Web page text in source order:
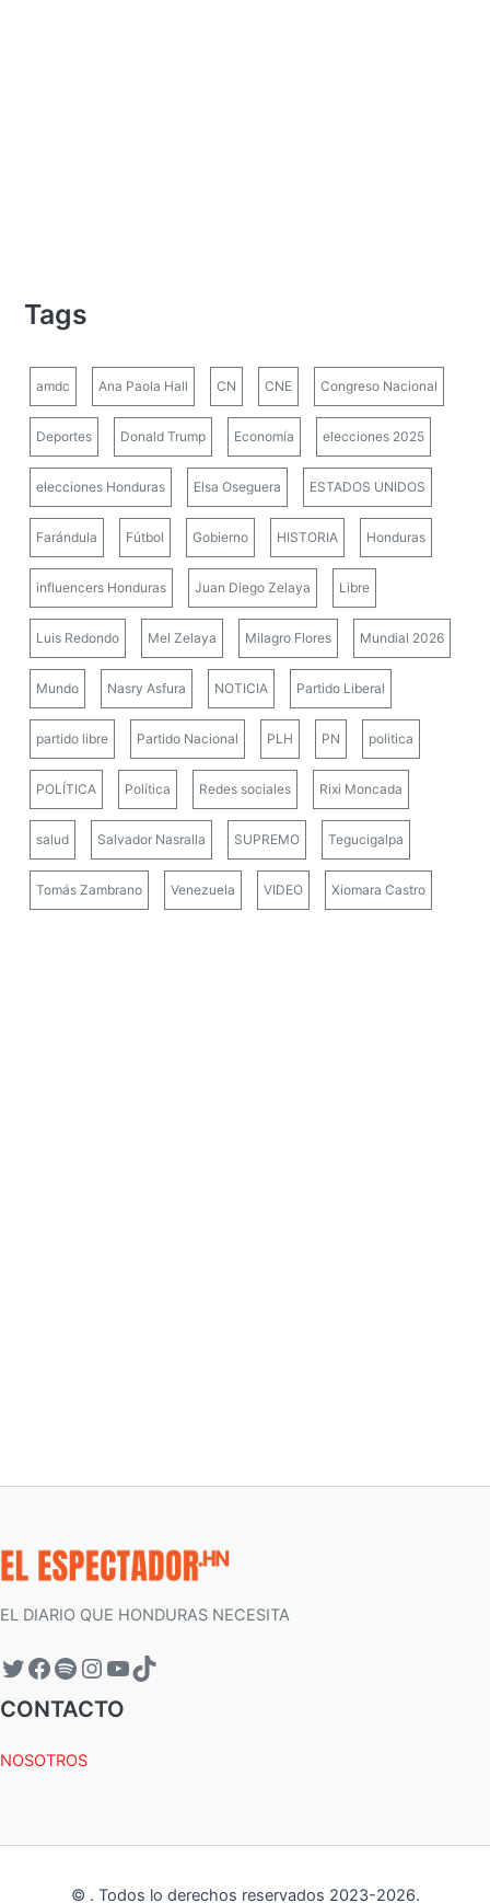
Tags
amdc Ana Paola Hall CN CNE Congreso Nacional
Deportes Donald Trump Economía elecciones 2025
elecciones Honduras Elsa Oseguera ESTADOS UNIDOS
Farándula Fútbol Gobierno HISTORIA Honduras
influencers Honduras Juan Diego Zelaya Libre
Luis Redondo Mel Zelaya Milagro Flores Mundial 2026
Mundo Nasry Asfura NOTICIA Partido Liberal
partido libre Partido Nacional PLH PN politica
POLÍTICA Política Redes sociales Rixi Moncada
salud Salvador Nasralla SUPREMO Tegucigalpa
Tomás Zambrano Venezuela VIDEO Xiomara Castro
EL DIARIO QUE HONDURAS NECESITA
CONTACTO
NOSOTROS
© . Todos lo derechos reservados 2023-2026.